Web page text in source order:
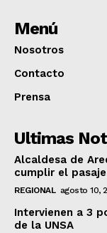
Menú
Nosotros
Contacto
Prensa
Ultimas
Alcaldesa de
cumplir el
REGIONAL agosto 10,
Intervienen a 3
de la UNSA